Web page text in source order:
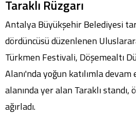
Taraklı Rüzgarı
Antalya Büyükşehir Belediyesi
dördüncüsü düzenlenen
Türkmen Festivali, Döşemealtı
Alanı'nda yoğun katılımla
alanında yer alan Taraklı
ağırladı.